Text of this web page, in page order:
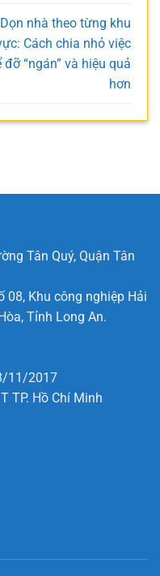
Dọn nhà theo từng khu
Cách chia nhỏ việc
đỡ “ngán” và hiệu quả
hơn
Tân Quý, Quận Tân
08, Khu công nghiệp Hải
Tỉnh Long An.
11/2017
TP. Hồ Chí Minh